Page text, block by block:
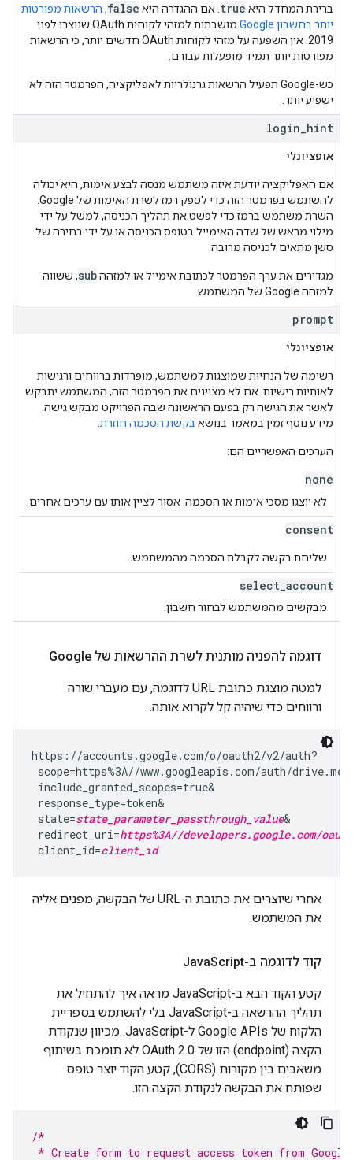
ברירת המחדל היא true . אם ההגדרה היא false
,‏ הרשאות מפורטות
יותר בחשבון Google
מושבתות למזהי לקוחות OAuth שנוצרו לפני
2019. אין השפעה על מזהי לקוחות OAuth חדשים יותר, כי הרשאות
מפורטות יותר תמיד מופעלות עבורם.
כש-Google תפעיל הרשאות גרנולריות לאפליקציה, הפרמטר הזה לא
ישפיע יותר.
login hint
אופציונלי
אם האפליקציה יודעת איזה משתמש מנסה לבצע אימות, היא יכולה
השרת משתמש ברמז כדי לפשט את תהליך הכניסה, למשל על ידי
מילוי מראש של שדה האימייל בטופס הכניסה או על ידי בחירה של
סשן מתאים לכניסה מרובה.
מגדירים את ערך הפרמטר לכתובת אימייל או למזההsub, ששווה
למזהה Google של המשתמש.
prompt
אופציונלי
רשימה של הנחיות שמוצגות למשתמש, מופרדות ברווחים ורגישות
לאותיות רישיות. אם לא מציינים את הפרמטר הזה, המשתמש יתבקש
לאשר את הגישה רק בפעם הראשונה שבה הפרויקט מבקש גישה.
מידע נוסף זמין במאמר בנושא בקשת הסכמה חוזרת
הערכים האפשריים הם:
none
לא יוצגו מסכי אימות או הסכמה. אסור לציין אותו עם ערכים אחרים.
consent
שליחת בקשה לקבלת הסכמה מהמשתמש.
select account
מבקשים מהמשתמש לבחור חשבון.
דוגמה להפניה מותנית לשרת ההרשאות של Google
למטה מוצגת כתובת URL לדוגמה, עם מעברי שורה
ורווחים כדי שיהיה קל לקרוא אותה.
https://accounts.google.com/o/oauth2/v2/auth?
scope=https%3A//www.googleapis.com/auth/
include_granted_scopes=true&
response_type=token&
state=state_parameter_passthrough_value&
redirect_uri=https%3A//developers.google.com/
client_id=client_id
אחרי שיוצרים את כתובת ה-URL של הבקשה, מפנים אליה
את המשתמש.
קוד לדוגמה ב-JavaScript
קטע הקוד הבא ב-JavaScript מראה איך להתחיל את
תהליך ההרשאה ב-JavaScript בלי להשתמש בספריית
הלקוח של Google APIs ל-JavaScript. מכיוון שנקודת
הקצה (endpoint) הזו של OAuth 2.0 לא תומכת בשיתוף
משאבים בין מקורות (CORS), קטע הקוד יוצר טופס
שפותח את הבקשה לנקודת הקצה הזו.
/*
* Create form to request access token from